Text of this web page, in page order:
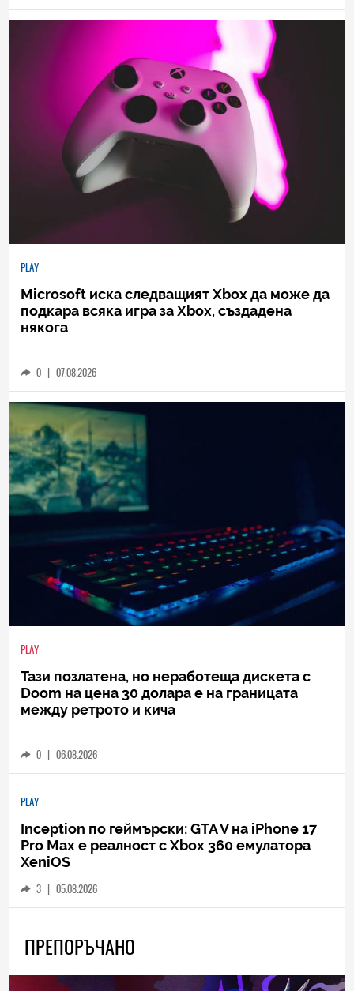
PLAY
Microsoft иска следващият Xbox да може да
подкара всяка игра за Xbox, създадена
някога
0 | 07.08.2026
PLAY
Тази позлатена, но неработеща дискета с
Doom на цена 30 долара е на границата
между ретрото и кича
0 | 06.08.2026
PLAY
Inception по геймърски: GTA V на iPhone 17
Pro Max е реалност с Xbox 360 емулатора
XeniOS
3 | 05.08.2026
ПРЕПОРЪЧАНО